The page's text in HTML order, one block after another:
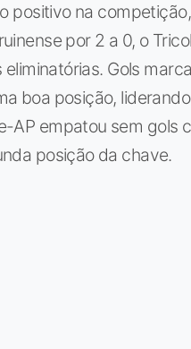
positivo na
por 2 a 0, o
Gols
boa posição,
AP empatou sem gols
posição da chave.